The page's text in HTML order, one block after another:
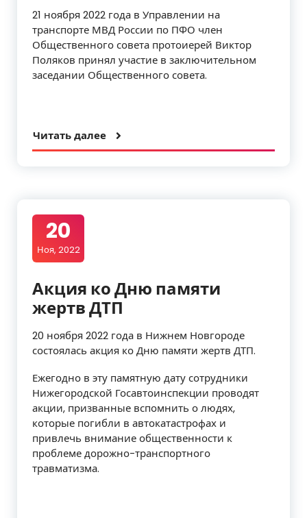
21 ноября 2022 года в Управлении на
транспорте МВД России по ПФО член
Общественного совета протоиерей Виктор
Поляков принял участие в заключительном
заседании Общественного совета.
Читать далее
20
Ноя, 2022
Акция ко Дню памяти
жертв ДТП
20 ноября 2022 года в Нижнем Новгороде
состоялась акция ко Дню памяти жертв ДТП.
Ежегодно в эту памятную дату сотрудники
Нижегородской Госавтоинспекции проводят
акции, призванные вспомнить о людях,
которые погибли в автокатастрофах и
привлечь внимание общественности к
проблеме дорожно-транспортного
травматизма.